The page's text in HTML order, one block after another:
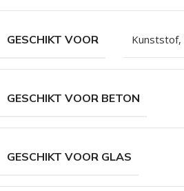
GESCHIKT VOOR Kunststof,
GESCHIKT VOOR BETON
GESCHIKT VOOR GLAS